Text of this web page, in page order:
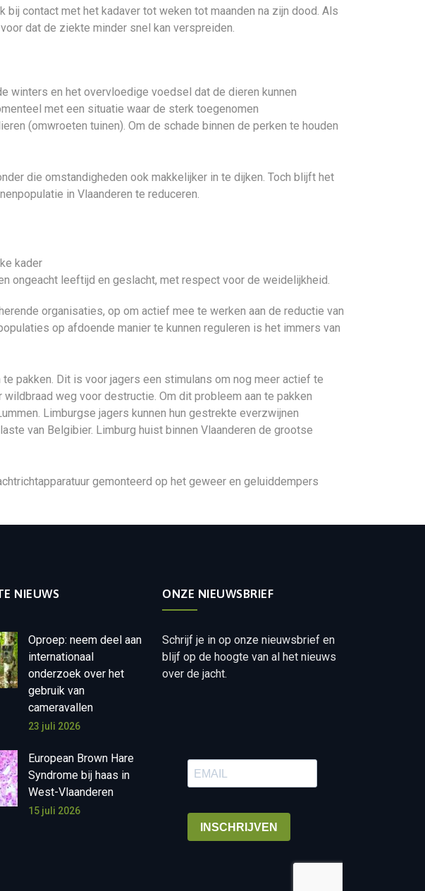
contact met het kadaver tot weken tot maanden na zijn dood. Als
dat de ziekte minder snel kan verspreiden.
winters en het overvloedige voedsel dat de dieren kunnen
met een situatie waar de sterk toegenomen
(omwroeten tuinen). Om de schade binnen de perken te houden
die omstandigheden ook makkelijker in te dijken. Toch blijft het
in Vlaanderen te reduceren.
kader
ongeacht leeftijd en geslacht, met respect voor de weidelijkheid.
organisaties, op om actief mee te werken aan de reductie van
op afdoende manier te kunnen reguleren is het immers van
pakken. Dit is voor jagers een stimulans om nog meer actief te
weg voor destructie. Om dit probleem aan te pakken
Limburgse jagers kunnen hun gestrekte everzwijnen
van Belgibier. Limburg huist binnen Vlaanderen de grootse
gemonteerd op het geweer en geluiddempers
NIEUWS
Oproep: neem deel aan
internationaal
onderzoek over het
gebruik van
cameravallen
23 juli 2026
European Brown Hare
Syndrome bij haas in
West-Vlaanderen
15 juli 2026
ONZE NIEUWSBRIEF
Schrijf je in op onze nieuwsbrief en
blijf op de hoogte van al het nieuws
over de jacht.